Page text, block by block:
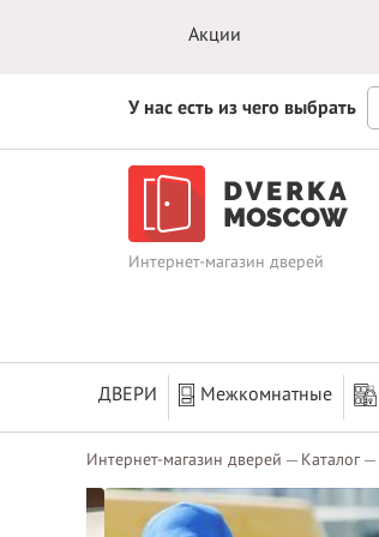
Акции
У нас есть из чего выбрать
Интернет-магазин дверей
ДВЕРИ Межкомнатные
Интернет-магазин дверей Каталог